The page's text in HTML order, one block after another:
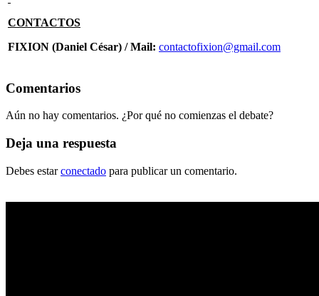
CONTACTOS
FIXION (Daniel César) / Mail: contactofixion@gmail.com
Comentarios
Aún no hay comentarios. ¿Por qué no comienzas el debate?
Deja una respuesta
Debes estarconectado para publicar un comentario.